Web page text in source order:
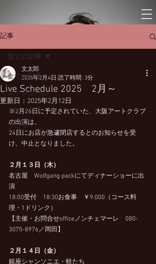
記事
全ての記事
スケジュール
トピックス
ブログ
全ての記事
Live Schedule 2025 2月～
文太郎
2025年2月4日 読了時間: 3分
更新日： 2025年2月12日
※2月26日に予定されていた、大阪アートクラブ
の出演は、
24日にお店が急遽閉店するとのお知らせを受
け、中止となりました。
２月１３日（木）
名古屋　Wolfgang packにてディナーショーに出
演
18:00受付　18:30お食事　￥9.000（コース料
理・1ドリンク）
【主催・お問合せofficeノンチェマーレ　080-
3075-8976／岡田】
２月１４日（金）
銀座シャンソニエ・蛙たち